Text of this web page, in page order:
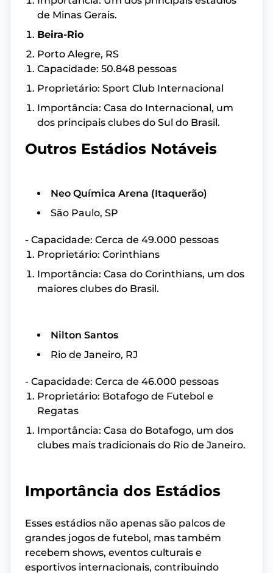
de Minas Gerais.
Beira-Rio
Porto Alegre, RS
Capacidade: 50.848 pessoas
Proprietário: Sport Club Internacional
Importância: Casa do Internacional, um
dos principais clubes do Sul do Brasil.
Outros Estádios Notáveis
Neo Química Arena (Itaquerão)
São Paulo, SP
- Capacidade: Cerca de 49.000 pessoas
Proprietário: Corinthians
Importância: Casa do Corinthians, um dos
maiores clubes do Brasil.
Nilton Santos
Rio de Janeiro, RJ
- Capacidade: Cerca de 46.000 pessoas
Proprietário: Botafogo de Futebol e
Regatas
Importância: Casa do Botafogo, um dos
clubes mais tradicionais do Rio de Janeiro.
Importância dos Estádios
Esses estádios não apenas são palcos de
grandes jogos de futebol, mas também
recebem shows, eventos culturais e
esportivos internacionais, contribuindo